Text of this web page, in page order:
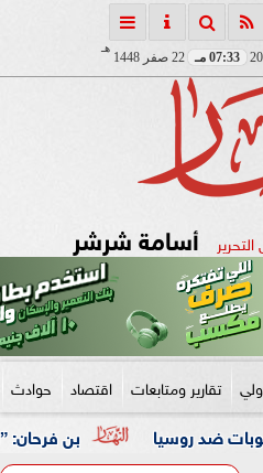
07:33 مـ 22 صفر 1448
هـ
أسامة شرشر
تقارير ومتابعات اقتصاد حوادث
بن فرحان: ”اتفاقية